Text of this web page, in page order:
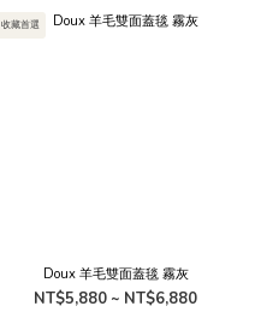
收藏首選
Doux 羊毛雙面蓋毯 霧灰
NT$5,880 ~ NT$6,880